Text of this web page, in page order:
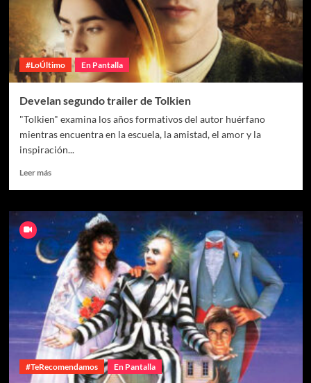
#LoÚltimo En Pantalla
Develan segundo trailer de Tolkien
"Tolkien" examina los años formativos del autor huérfano
mientras encuentra en la escuela, la amistad, el amor y la
inspiración...
Leer más
#TeRecomendamos En Pantalla